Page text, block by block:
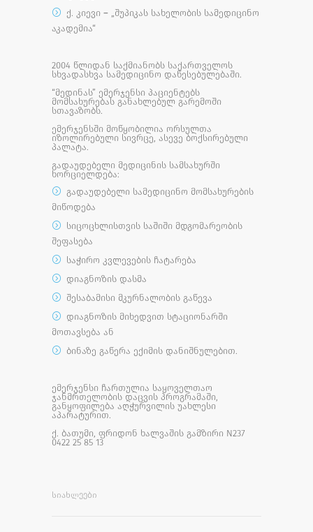
ქ. კიევი – „შუპიკას სახელობის სამედიცინო
აკადემია“
2004 წლიდან საქმიანობს საქართველოს
სხვადასხვა სამედიცინო დაწესებულებაში.
“მედინას” ემერჯენსი პაციენტებს
მომსახურებას განახლებულ გარემოში
სთავაზობს.
ემერჯენსში მოწყობილია ორსულთა
იზოლირებული სივრცე, ასევე ბოქსირებული
პალატა.
გადაუდებელი მედიცინის სამსახურში
ხორციელდება:
გადაუდებელი სამედიცინო მომსახურების
მიწოდება
სიცოცხლისთვის საშიში მდგომარეობის
შეფასება
საჭირო კვლევების ჩატარება
დიაგნოზის დასმა
შესაბამისი მკურნალობის გაწევა
დიაგნოზის მიხედვით სტაციონარში
მოთავსება ან
ბინაზე გაწერა ექიმის დანიშნულებით.
ემერჯენსი ჩართულია საყოველთაო
ჯანმრთელობის დაცვის პროგრამაში,
განყოფილება აღჭურვილის უახლესი
აპარატურით.
ქ. ბათუმი, ფრიდონ ხალვაშის გამზირი N237
0422 25 85 13
ᲡᲘᲐᲮᲚᲔᲔᲑᲘ